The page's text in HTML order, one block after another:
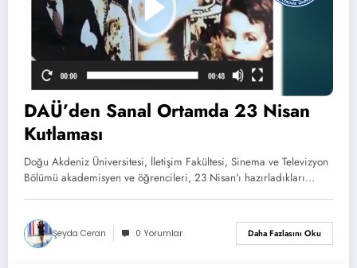
DAÜ’den Sanal Ortamda 23 Nisan
Kutlaması
Doğu Akdeniz Üniversitesi, İletişim Fakültesi, Sinema ve Televizyon
Bölümü akademisyen ve öğrencileri, 23 Nisan'ı hazırladıkları…
Şeyda Ceran 0 Yorumlar Daha Fazlasını Oku